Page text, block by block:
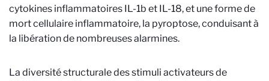
cytokines inflammatoires IL-1b et IL-18, et une forme de
mort cellulaire inflammatoire, la pyroptose, conduisant à
la libération de nombreuses alarmines.
La diversité structurale des stimuli activateurs de